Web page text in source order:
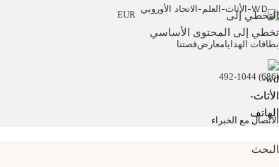
التخطي إلى
تخطي إلى المحتوى الأساسي
EUR
بطاقات الهدايامعارضقصتنا
(686) 492-1044
الاتصال مع الخبراء
البحث